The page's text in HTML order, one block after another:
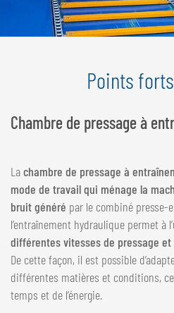
Points
Chambre de pressage à
Lachambre de pressage à
mode de travail qui ménage la
bruit généré par le combiné presse-
l’entraînement hydraulique permet à
différentes vitesses de pressage et
De cette façon, il est possible
différentes matières et conditions,
temps et de l’énergie.